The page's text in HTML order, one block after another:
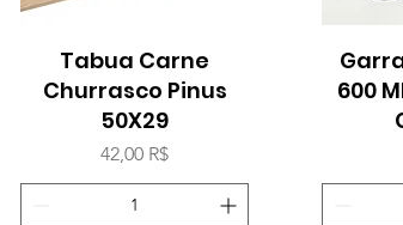
Aperçu rapide
Tabua Carne
Churrasco Pinus
50X29
Prix
42,00 R$
600